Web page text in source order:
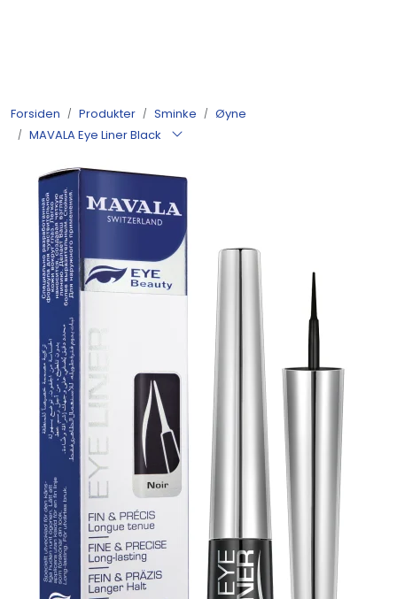
Forsiden Produkter Sminke
Øyne
MAVALA Eye Liner Black
Nyheter
Tilbud
Alle varer
Månedens bestselgere
Etter merke
Julekatalog 2026